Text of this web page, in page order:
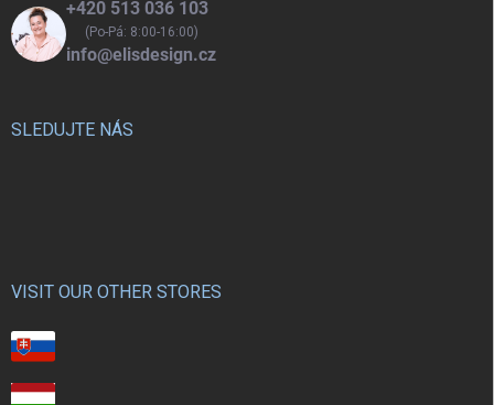
+420 513 036 103
(Po-Pá: 8:00-16:00)
info@elisdesign.cz
SLEDUJTE NÁS
VISIT OUR OTHER STORES